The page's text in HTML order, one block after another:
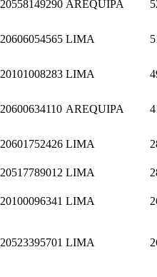
20558149290 AREQUIPA
20606054565 LIMA
20101008283 LIMA
20600634110 AREQUIPA
20601752426 LIMA
20517789012 LIMA
20100096341 LIMA
20523395701 LIMA